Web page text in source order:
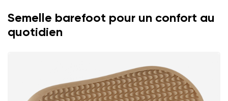
Semelle barefoot pour un confort au
quotidien
Commentaire écrit